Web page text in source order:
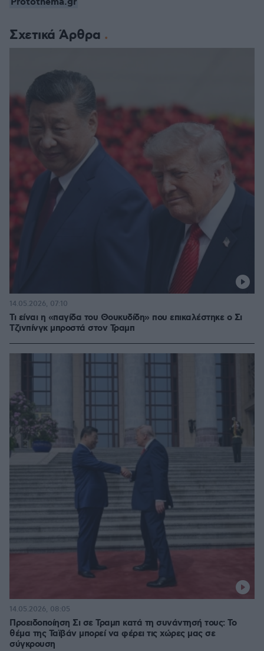
Σχετικά Άρθρα
Τι είναι η «παγίδα του Θουκυδίδη» που επικαλέστηκε ο Σι
Τζινπίνγκ μπροστά στον Τραμπ
14.05.2026, 07:10
Προειδοποίηση Σι σε Τραμπ κατά τη συνάντησή τους: Το
θέμα της Ταϊβάν μπορεί να φέρει τις χώρες μας σε
σύγκρουση
14.05.2026, 08:05